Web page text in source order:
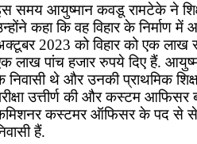
समय आयुष्मान कवडू रामटेके ने
कहा कि वह विहार के निर्माण
2023 को विहार को एक लाख
लाख पांच हजार रुपये दिए हैं.
निवासी थे और उनकी प्राथमिक
उत्तीर्ण की और कस्टम
कस्टमर ऑफिसर के पद से
हैं.